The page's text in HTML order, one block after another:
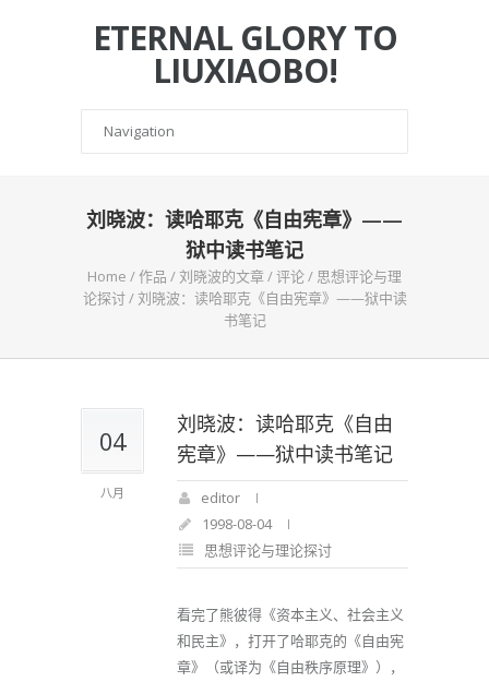
ETERNAL GLORY TO
LIUXIAOBO!
刘晓波：读哈耶克《自由宪章》——
狱中读书笔记
Home /作品 /刘晓波的文章/评论/ 思想评论与理
论探讨/刘晓波：读哈耶克《自由宪章》——狱中读
书笔记
04
八月
刘晓波：读哈耶克《自由
宪章》——狱中读书笔记
editor
1998-08-04
思想评论与理论探讨
看完了熊彼得《资本主义、社会主义
和民主》，打开了哈耶克的《自由宪
章》（或译为《自由秩序原理》），